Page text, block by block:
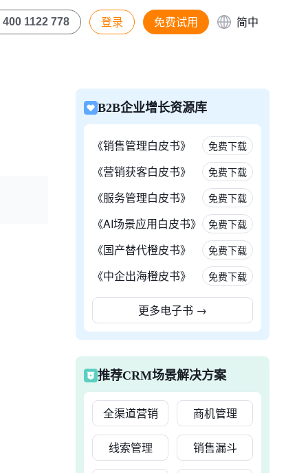
400 1122 778 登录 免费试用 简中
B2B企业增长资源库
《销售管理白皮书》 免费下载
《营销获客白皮书》 免费下载
《服务管理白皮书》 免费下载
《AI场景应用白皮书》 免费下载
《国产替代橙皮书》 免费下载
《中企出海橙皮书》 免费下载
更多电子书 →
推荐CRM场景解决方案
全渠道营销 商机管理
线索管理 销售漏斗